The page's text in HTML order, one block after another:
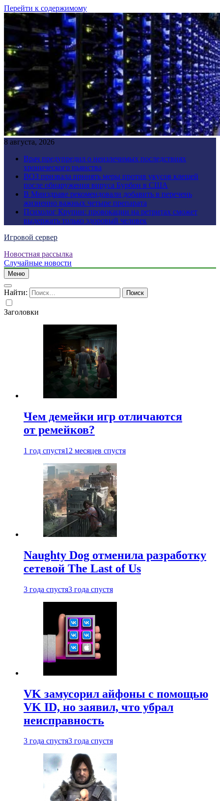
Перейти к содержимому
8 августа, 2026
Врач предупредил о неизлечимых последствиях
хронического пьянства
ВОЗ призвала принять меры против укусов клещей
после обнаружения вируса Бурбон в США
В Минздраве рекомендовали добавить в перечень
жизненно важных четыре препарата
Психолог Крупин: провокации на ретритах сможет
выдержать только здоровый человек
Игровой сервер
Новостная рассылка
Случайные новости
Меню
Найти:
Заголовки
Чем демейки игр отличаются
от ремейков?
1 год спустя12 месяцев спустя
Naughty Dog отменила разработку
сетевой The Last of Us
3 года спустя3 года спустя
VK замусорил айфоны с помощью
VK ID, но заявил, что убрал
неисправность
3 года спустя3 года спустя